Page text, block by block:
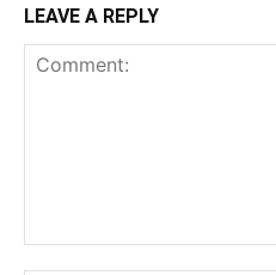
LEAVE A REPLY